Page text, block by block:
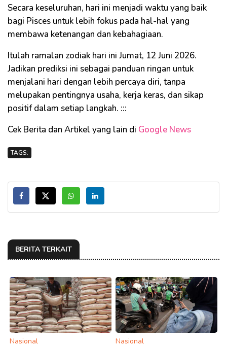
Secara keseluruhan, hari ini menjadi waktu yang baik
bagi Pisces untuk lebih fokus pada hal-hal yang
membawa ketenangan dan kebahagiaan.
Itulah ramalan zodiak hari ini Jumat, 12 Juni 2026.
Jadikan prediksi ini sebagai panduan ringan untuk
menjalani hari dengan lebih percaya diri, tanpa
melupakan pentingnya usaha, kerja keras, dan sikap
positif dalam setiap langkah. :::
Cek Berita dan Artikel yang lain di Google News
TAGS:
BERITA TERKAIT
Nasional Nasional